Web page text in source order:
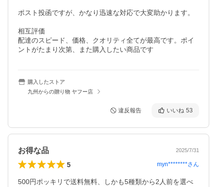
ポスト投函ですが、かなり迅速な対応で大変助かります。
相互評価
配達のスピード、価格、クオリティ全てが最高です。ポイ
ントがたまり次第、また購入したい商品です
購入したストア
九州からの贈り物 ヤフー店
違反報告 いいね 53
お得な品 2025/7/31
5 myn********さん
500円ポッキリで送料無料、しかも5種類から2人前を選べ